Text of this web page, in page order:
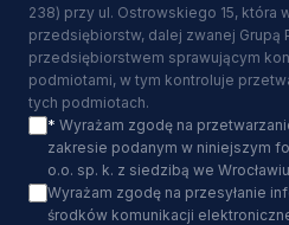
238) przy ul. Ostrowskiego 15, która
przedsiębiorstw, dalej zwanej Grupą
przedsiębiorstwem sprawującym
podmiotami, w tym kontroluje
tych podmiotach.
* Wyrażam zgodę na
zakresie podanym w niniejszym
o.o. sp. k. z siedzibą we
Wyrażam zgodę na przesyłanie
środków komunikacji